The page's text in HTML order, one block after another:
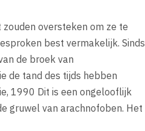
oversteken om ze te
best vermakelijk. Sinds
de broek van
de tand des tijds hebben
1990 Dit is een ongelooflijk
gruwel van arachnofoben. Het